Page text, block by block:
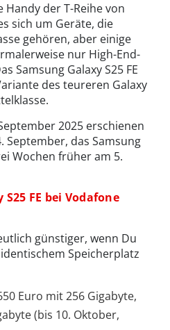
Handy der T-Reihe von
sich um Geräte, die
gehören, aber einige
nur High-End-
Samsung Galaxy S25 FE
des teureren Galaxy
2025 erschienen
September, das Samsung
Wochen früher am 5.
S25 FE bei Vodafone
günstiger, wenn Du
Speicherplatz
Euro mit 256 Gigabyte,
(bis 10. Oktober,